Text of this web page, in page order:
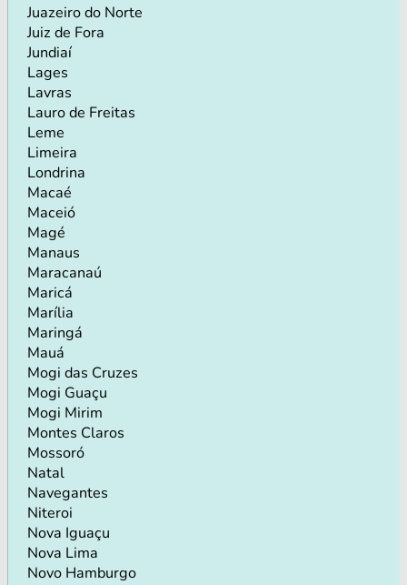
Juazeiro do Norte
Juiz de Fora
Jundiaí
Lages
Lavras
Lauro de Freitas
Leme
Limeira
Londrina
Macaé
Maceió
Magé
Manaus
Maracanaú
Maricá
Marília
Maringá
Mauá
Mogi das Cruzes
Mogi Guaçu
Mogi Mirim
Montes Claros
Mossoró
Natal
Navegantes
Niteroi
Nova Iguaçu
Nova Lima
Novo Hamburgo